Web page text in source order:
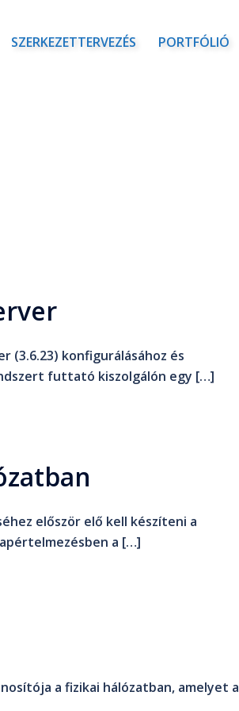
SZERKEZETTERVEZÉS PORTFÓLIÓ
(3.6.23) konfigurálásához és
futtató kiszolgálón egy […]
először elő kell készíteni a
a […]
a fizikai hálózatban, amelyet a